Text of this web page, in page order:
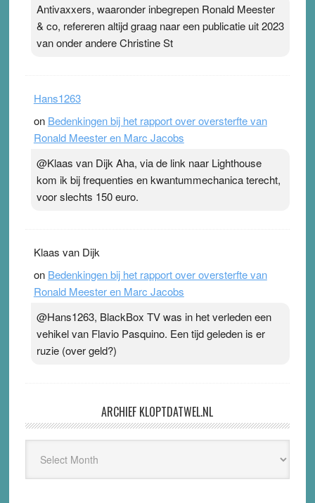
Antivaxxers, waaronder inbegrepen Ronald Meester
& co, refereren altijd graag naar een publicatie uit 2023
van onder andere Christine St
Hans1263
on Bedenkingen bij het rapport over oversterfte van
Ronald Meester en Marc Jacobs
@Klaas van Dijk Aha, via de link naar Lighthouse
kom ik bij frequenties en kwantummechanica terecht,
voor slechts 150 euro.
Klaas van Dijk
on Bedenkingen bij het rapport over oversterfte van
Ronald Meester en Marc Jacobs
@Hans1263, BlackBox TV was in het verleden een
vehikel van Flavio Pasquino. Een tijd geleden is er
ruzie (over geld?)
ARCHIEF KLOPTDATWEL.NL
Kloptdatwel.nl